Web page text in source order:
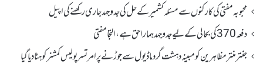
محبوبہ مفتی کی کارکنوں سے مسئلہ کشمیر کے حل کی جدوجہد جاری رکھنے کی اپیل
دفعہ370کی بحالی کے لیے جدوجہد ہمارا حق ہے، التجا مفتی
جنتر منتر مظاہرین کو مبینہ دہشت گرد ماڈیول سے جوڑنے پر امرتسر پولیس کمشنر کو ہٹا دیاگیا